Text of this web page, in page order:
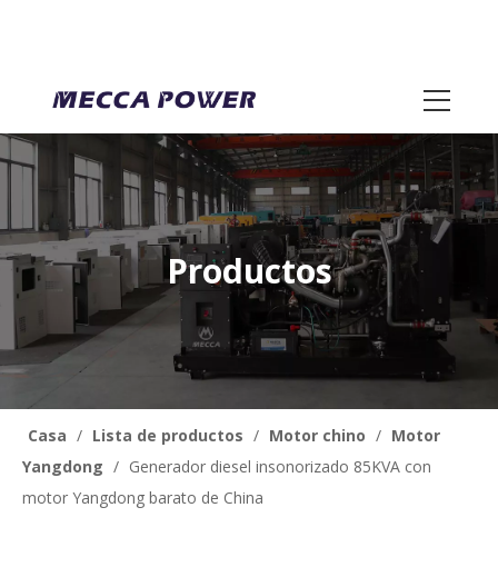
Productos
Casa / Lista de productos / Motor chino /
Generador diesel insonorizado 85KVA con
motor Yangdong barato de China